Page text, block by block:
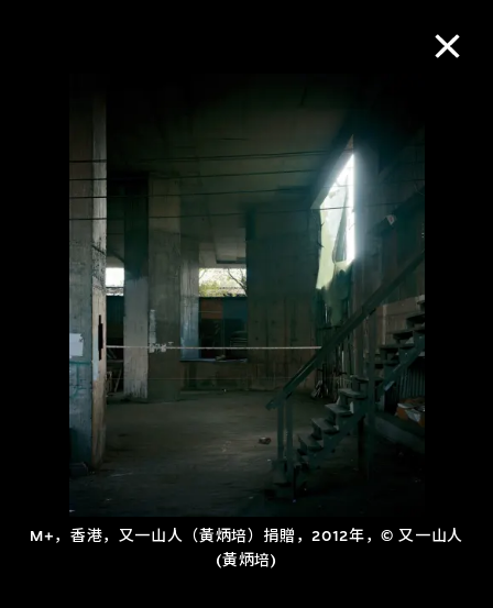
M+，香港，又一山人（黃炳培）捐贈，2012年，© 又一山人
(黃炳培)
M+藏品
进一步筛选 搜索
关于M+藏品
探索世界顶级的二十及二十一世纪视觉
文化藏品。